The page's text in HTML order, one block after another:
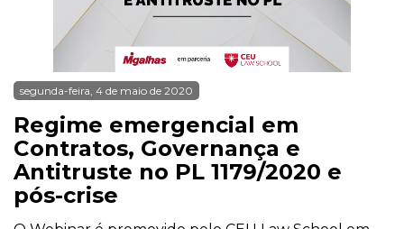
segunda-feira, 4 de maio de 2020
Regime emergencial em
Contratos, Governança e
Antitruste no PL 1179/2020 e
pós-crise